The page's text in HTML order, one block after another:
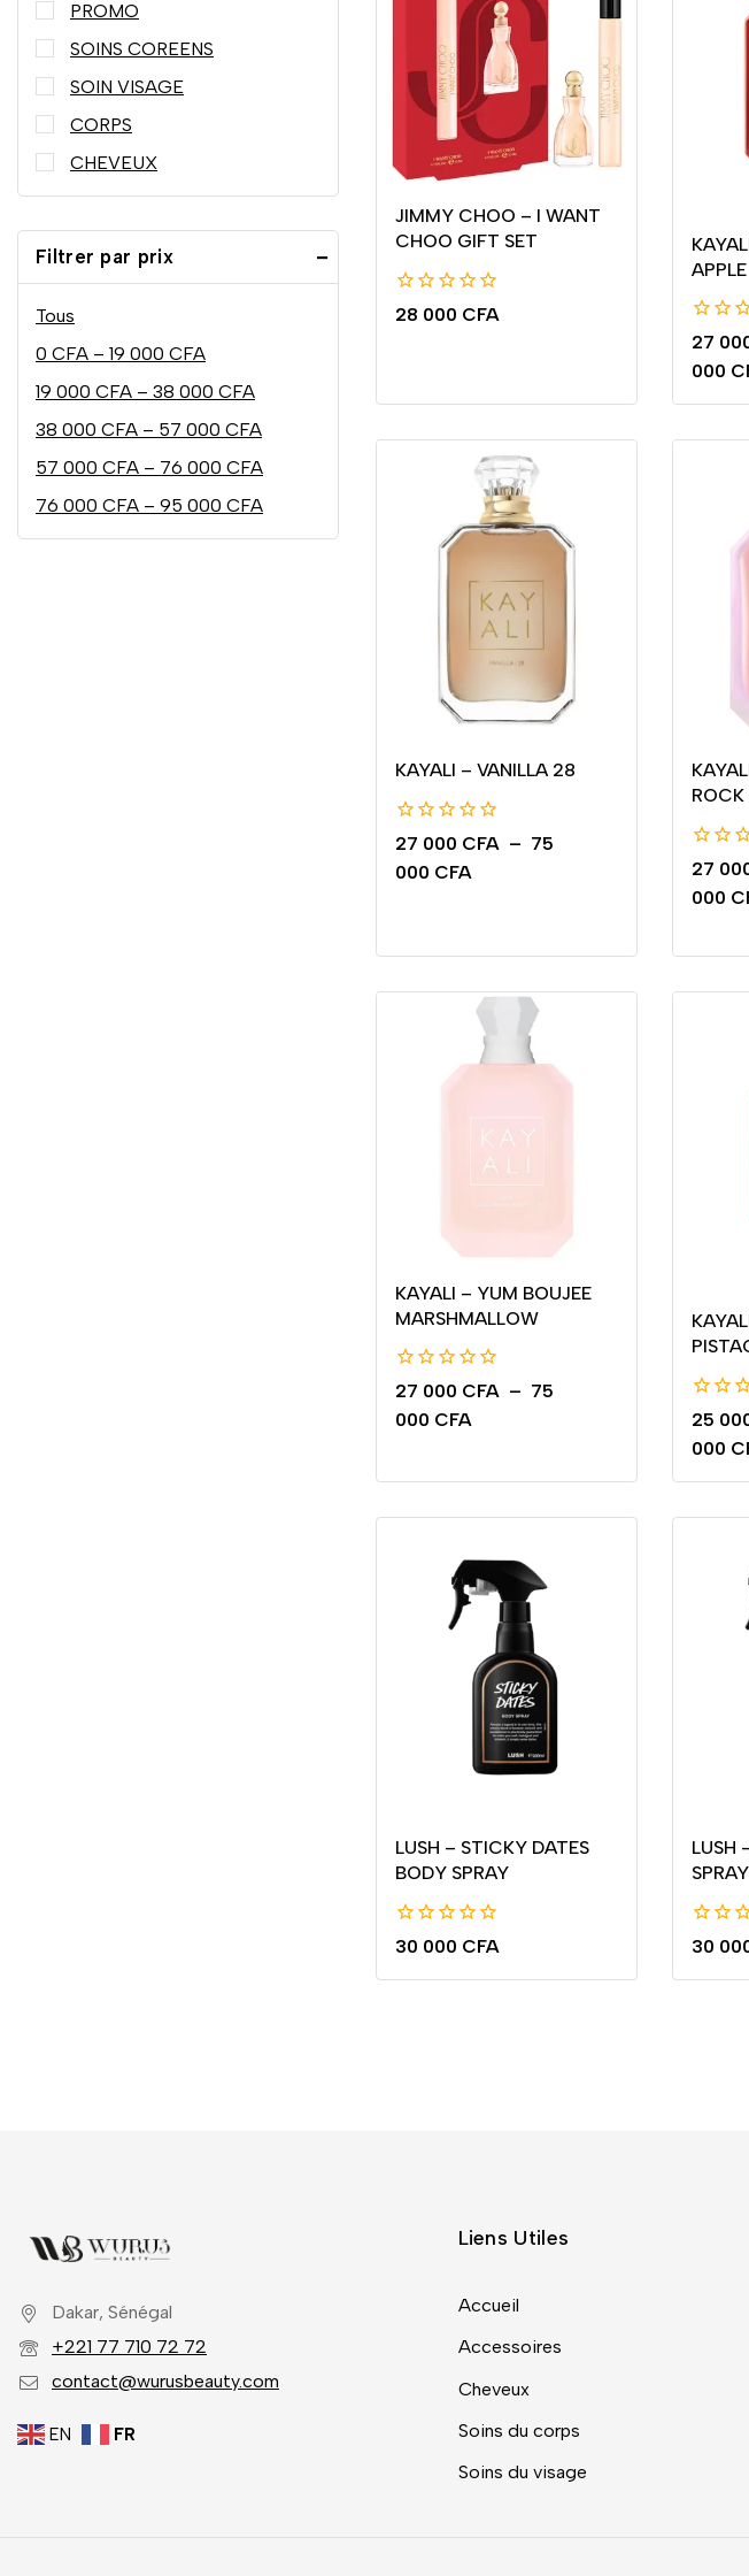
JIMMY CHOO – I WANT
CHOO GIFT SET
0
28 000 CFA
APPLE
0
5
27
000
KAYALI – VANILLA 28
0
5
27 000 CFA – 75
000 CFA
ROCK
0
5
27
000
KAYALI – YUM BOUJEE
MARSHMALLOW
0
5
27 000 CFA – 75
000 CFA
0
5
25
000
LUSH – STICKY DATES
BODY SPRAY
0
5
30 000 CFA
LUSH
SPRAY
0
5
30
PROMO
SOINS COREENS
SOIN VISAGE
CORPS
CHEVEUX
Filtrer par prix
Tous
0 CFA – 19 000 CFA
19 000 CFA – 38 000 CFA
38 000 CFA – 57 000 CFA
57 000 CFA – 76 000 CFA
76 000 CFA – 95 000 CFA
Dakar, Sénégal
+221 77 710 72 72
contact@wurusbeauty.com
EN FR
Liens Utiles
Accueil
Accessoires
Cheveux
Soins du corps
Soins du visage